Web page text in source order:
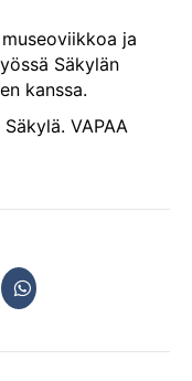
ja
Säkylän
kanssa.
VAPAA